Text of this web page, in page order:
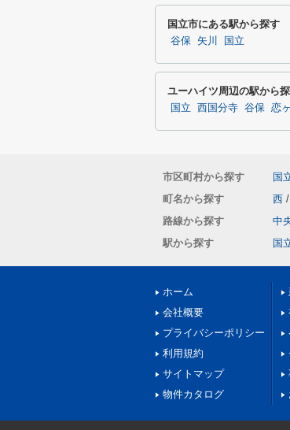
国立市にある駅から探す
谷保 矢川 国立
ユーハイツ周辺の駅から
国立 西国分寺 谷保 恋
市区町村から探す 国
町名から探す
西 /
路線から探す
中
駅から探す
国
ホーム
会社概要
プライバシーポリシー
利用規約
サイトマップ
物件カタログ